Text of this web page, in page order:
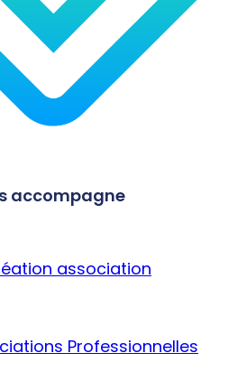
accompagne
association
Professionnelles